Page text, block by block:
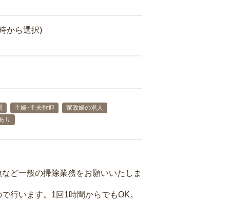
から選択)
主婦･主夫歓迎
家政婦の求人
り
ど一般の掃除業務をお願いいたしま
行います。1回1時間からでもOK。